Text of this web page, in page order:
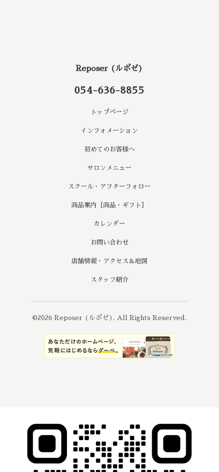
Reposer (ルポゼ)
054-636-8855
トップページ
インフォメーション
初めてのお客様へ
サロンメニュー
スクール・アフターフォロー
商品案内［商品・ギフト］
カレンダー
お問い合わせ
店舗情報・アクセス＆地図
スタッフ紹介
©2026 Reposer (ルポゼ) . All Rights Reserved.